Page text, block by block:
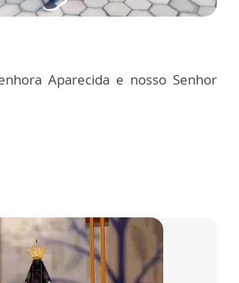
Aparecida e nosso Senhor